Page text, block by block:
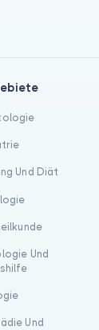
Und Diät
Und
Und